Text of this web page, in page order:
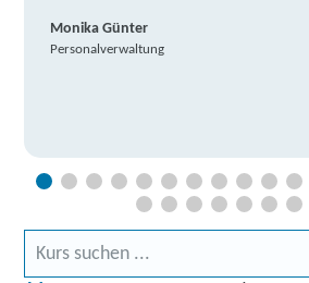
Monika Günter
Personalverwaltung